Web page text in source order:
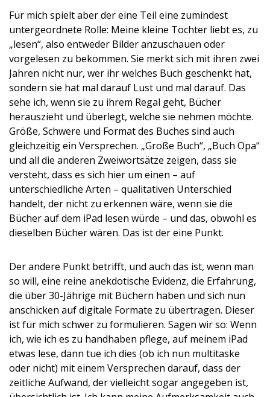
Für mich spielt aber der eine Teil eine zumindest
untergeordnete Rolle: Meine kleine Tochter liebt es, zu
„lesen“, also entweder Bilder anzuschauen oder
vorgelesen zu bekommen. Sie merkt sich mit ihren zwei
Jahren nicht nur, wer ihr welches Buch geschenkt hat,
sondern sie hat mal darauf Lust und mal darauf. Das
sehe ich, wenn sie zu ihrem Regal geht, Bücher
herauszieht und überlegt, welche sie nehmen möchte.
Größe, Schwere und Format des Buches sind auch
gleichzeitig ein Versprechen. „Große Buch“, „Buch Opa“
und all die anderen Zweiwortsätze zeigen, dass sie
versteht, dass es sich hier um einen – auf
unterschiedliche Arten – qualitativen Unterschied
handelt, der nicht zu erkennen wäre, wenn sie die
Bücher auf dem iPad lesen würde – und das, obwohl es
dieselben Bücher wären. Das ist der eine Punkt.
Der andere Punkt betrifft, und auch das ist, wenn man
so will, eine reine anekdotische Evidenz, die Erfahrung,
die über 30-Jährige mit Büchern haben und sich nun
anschicken auf digitale Formate zu übertragen. Dieser
ist für mich schwer zu formulieren. Sagen wir so: Wenn
ich, wie ich es zu handhaben pflege, auf meinem iPad
etwas lese, dann tue ich dies (ob ich nun multitaske
oder nicht) mit einem Versprechen darauf, dass der
zeitliche Aufwand, der vielleicht sogar angegeben ist,